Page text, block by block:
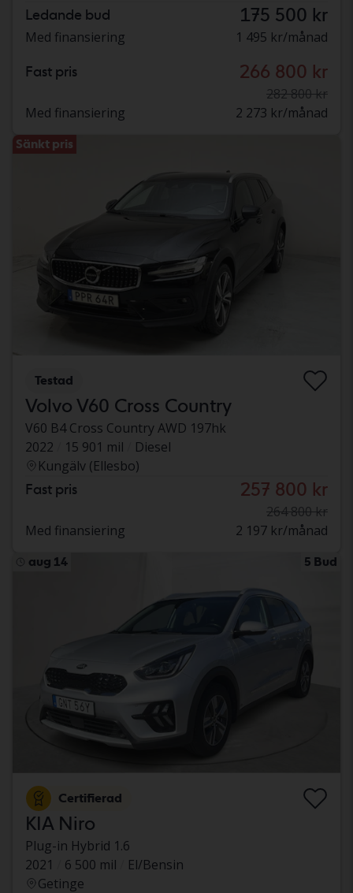
Ledande bud 175 500 kr
Med finansiering 1 495 kr/månad
Fast pris 266 800 kr
282 800 kr
Med finansiering
2 273 kr/månad
Sänkt pris
Testad
Volvo V60 Cross Country
V60 B4 Cross Country AWD 197hk
2022
15 901 mil
Diesel
Kungälv (Ellesbo)
Fast pris 257 800 kr
264 800 kr
Med finansiering
2 197 kr/månad
aug 14 5 Bud
Certifierad
KIA Niro
Plug-in Hybrid 1.6
2021
6 500 mil
El/Bensin
Getinge